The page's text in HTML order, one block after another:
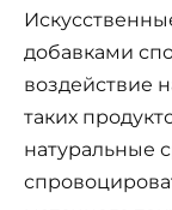
добавками
воздействие
таких
натуральные